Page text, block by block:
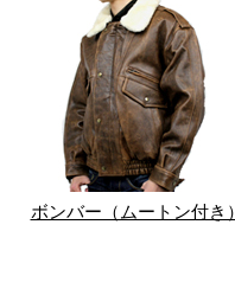
ボンバー（ムートン付き）